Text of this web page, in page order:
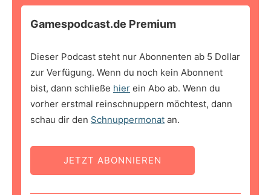
Gamespodcast.de Premium
Dieser Podcast steht nur Abonnenten ab 5 Dollar
zur Verfügung. Wenn du noch kein Abonnent
bist, dann schließe hier ein Abo ab. Wenn du
vorher erstmal reinschnuppern möchtest, dann
schau dir den Schnuppermonat an.
JETZT ABONNIEREN